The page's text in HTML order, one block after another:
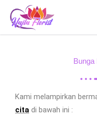
Bunga
Kami melampirkan
cita di bawah ini :